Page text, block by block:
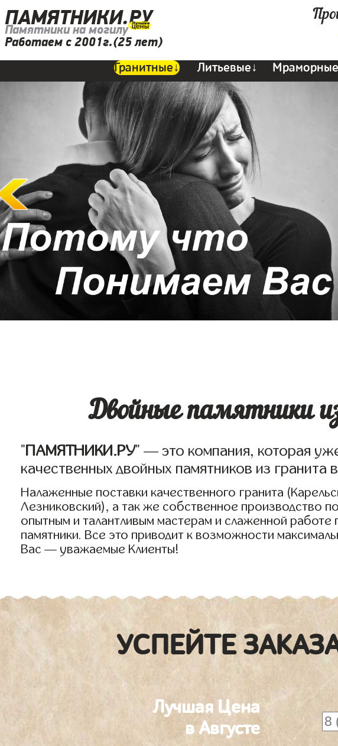
ПАМЯТНИКИ.РУ
Памятники на могилу
Работаем с 2001г.(25 лет)
Гранитные↓ Литьевые↓
Двойные памятники
"ПАМЯТНИКИ.РУ" — это компания, которая
качественных двойных памятников из
Налаженные поставки качественного гранита
Лезниковский), а так же собственное производство
опытным и талантливым мастерам и слаженной
памятники. Все это приводит к возможности
Вас — уважаемые Клиенты!
УСПЕЙТЕ
Лучшая Цена
в Августе